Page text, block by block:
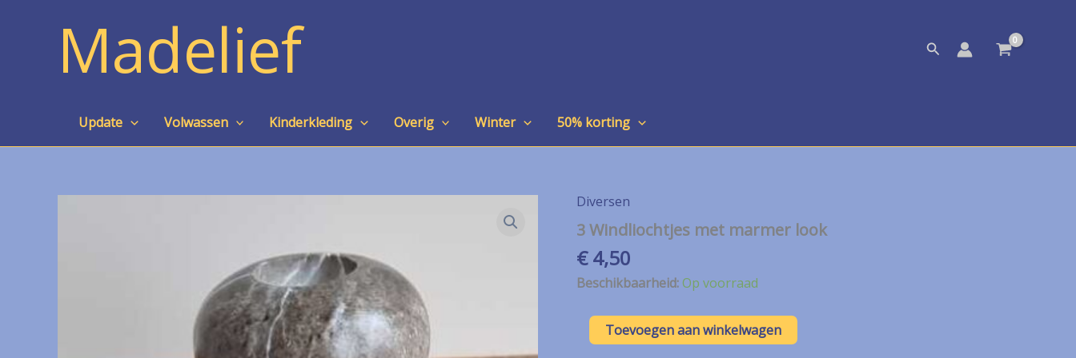
Madelief Zoeken
Update Volwassen Kinderkleding Overig Winter 50% korting
Diversen
3 Windliochtjes met marmer look
€4,50
Beschikbaarheid:Op voorraad
Windliochtjes
Toevoegen aan winkelwagen